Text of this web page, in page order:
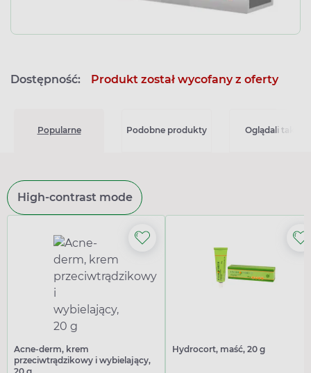
Dostępność: Produkt został wycofany z oferty
Popularne Podobne produkty Oglądali także
High-contrast mode
Acne-derm, krem
przeciwtrądzikowy i wybielający,
Hydrocort, maść, 20 g